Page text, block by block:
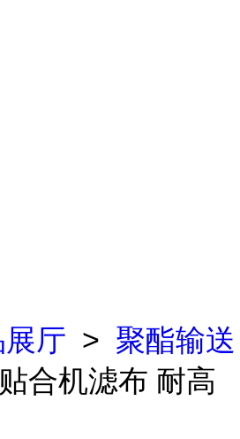
厅 > 聚酯输送
合机滤布 耐高